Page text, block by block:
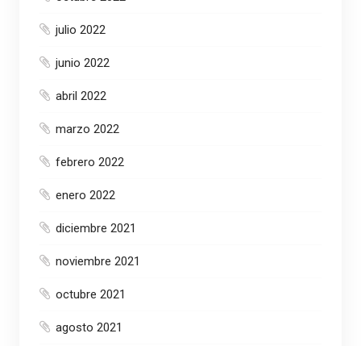
julio 2022
junio 2022
abril 2022
marzo 2022
febrero 2022
enero 2022
diciembre 2021
noviembre 2021
octubre 2021
agosto 2021